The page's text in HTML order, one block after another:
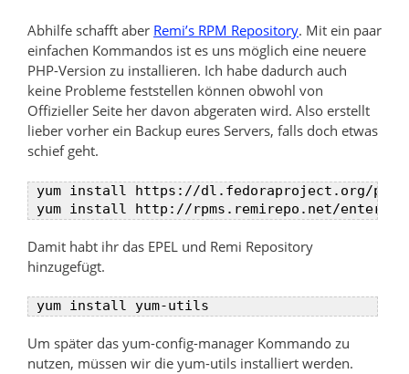
Abhilfe schafft aber Remi’s RPM Repository. Mit ein paar
einfachen Kommandos ist es uns möglich eine neuere
PHP-Version zu installieren. Ich habe dadurch auch
keine Probleme feststellen können obwohl von
Offizieller Seite her davon abgeraten wird. Also erstellt
lieber vorher ein Backup eures Servers, falls doch etwas
schief geht.
yum install https://dl.fedoraproject.org/
Damit habt ihr das EPEL und Remi Repository
hinzugefügt.
Um später das yum-config-manager Kommando zu
nutzen, müssen wir die yum-utils installiert werden.